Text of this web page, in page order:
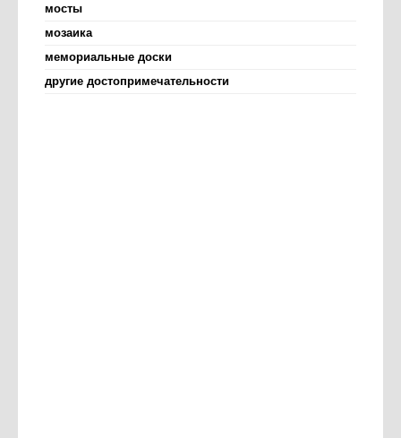
мосты
мозаика
мемориальные доски
другие достопримечательности